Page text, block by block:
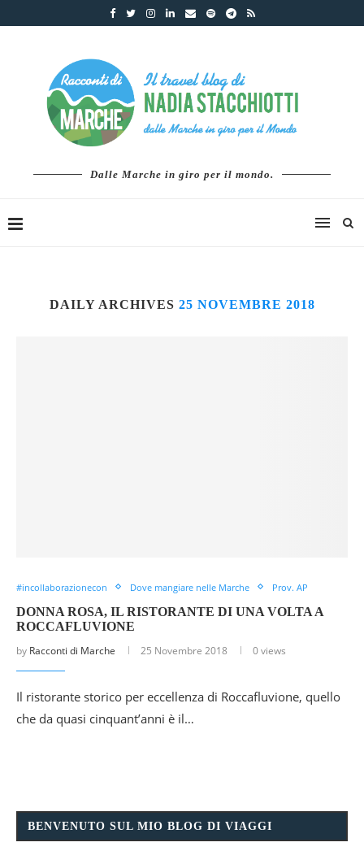
Dalle Marche in giro per il mondo.
DAILY ARCHIVES 25 NOVEMBRE 2018
#incollaborazionecon Dove mangiare nelle Marche Prov. AP
DONNA ROSA, IL RISTORANTE DI UNA VOLTA A
ROCCAFLUVIONE
by Racconti di Marche 25 Novembre 2018 0 views
Il ristorante storico per eccellenza di Roccafluvione, quello
che da quasi cinquant’anni è il…
BENVENUTO SUL MIO BLOG DI VIAGGI